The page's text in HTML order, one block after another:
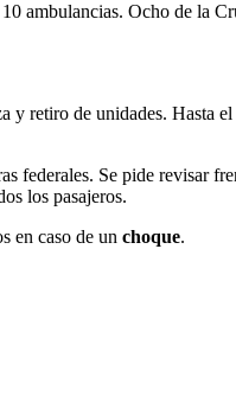
ambulancias. Ocho de la
retiro de unidades. Hasta
federales. Se pide revisar
los pasajeros.
en caso de un choque.